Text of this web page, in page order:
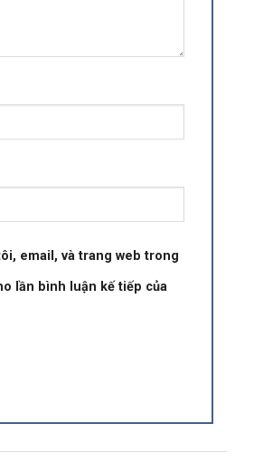
email, và trang web trong
lần bình luận kế tiếp của